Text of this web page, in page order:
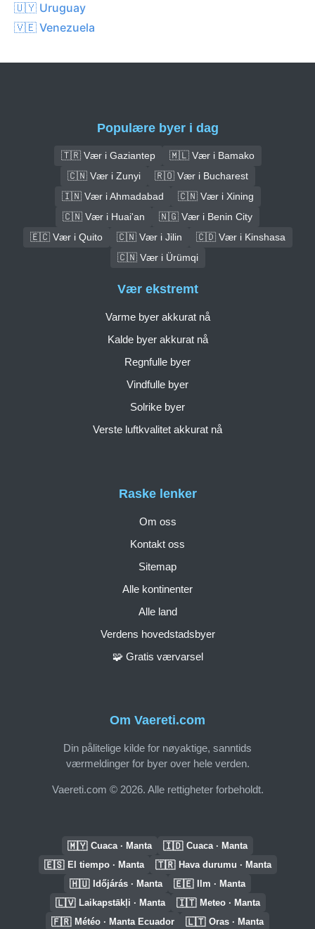
🇺🇾 Uruguay
🇻🇪 Venezuela
Populære byer i dag
🇹🇷 Vær i Gaziantep
🇲🇱 Vær i Bamako
🇨🇳 Vær i Zunyi
🇷🇴 Vær i Bucharest
🇮🇳 Vær i Ahmadabad
🇨🇳 Vær i Xining
🇨🇳 Vær i Huai'an
🇳🇬 Vær i Benin City
🇪🇨 Vær i Quito
🇨🇳 Vær i Jilin
🇨🇩 Vær i Kinshasa
🇨🇳 Vær i Ürümqi
Om Vaereti.com
Din pålitelige kilde for nøyaktige, sanntids
værmeldinger for byer over hele verden.
Vaereti.com © 2026. Alle rettigheter forbeholdt.
Raske lenker
Om oss
Kontakt oss
Sitemap
Alle kontinenter
Alle land
Verdens hovedstadsbyer
🧩 Gratis værvarsel
Vær ekstremt
Varme byer akkurat nå
Kalde byer akkurat nå
Regnfulle byer
Vindfulle byer
Solrike byer
Verste luftkvalitet akkurat nå
🇲🇾 Cuaca · Manta 🇮🇩 Cuaca · Manta
🇪🇸 El tiempo · Manta 🇹🇷 Hava durumu · Manta
🇭🇺 Időjárás · Manta 🇪🇪 Ilm · Manta
🇱🇻 Laikapstākļi · Manta 🇮🇹 Meteo · Manta
🇫🇷 Météo · Manta Ecuador 🇱🇹 Oras · Manta